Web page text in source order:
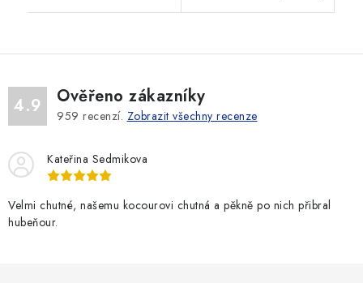
4.9 Ověřeno zákazníky
959 recenzí. Zobrazit všechny recenze
Kateřina Sedmikova
Velmi chutné, našemu kocourovi chutná a pěkně po nich přibral
hubeňour.